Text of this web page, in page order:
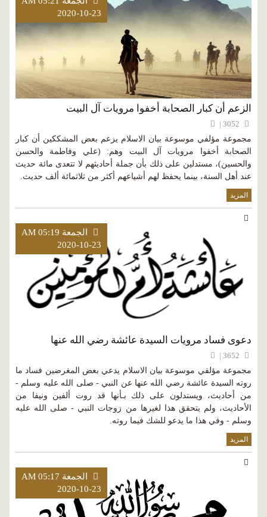
2020-10-23
الزعم أن كبار الصحابة أخفوا مرويات آل البيت
مجموعة مؤلفي موسوعة بيان الاسلام يزعم بعض المشككين أن كبار
الصحابة أخفوا مرويات آل البيت وهم: (علي وفاطمة والحسن
والحسين)، مستدلين على ذلك بأن جملة أحاديثهم لا تتعدى مائة حديث
عند أهل السنة، بينما يحفظ لهم أشياعهم أكثر من ثلاثمائة ألف حديث.
المزيد
الجمعة AM 05:19
2020-10-23
دعوى فساد مرويات السيدة عائشة رضي الله عنها
مجموعة مؤلفي موسوعة بيان الاسلام يدعي بعض المغرضين فساد ما
روته السيدة عائشة رضي الله عنها عن النبي - صلى الله عليه وسلم -
من أحاديث، ويستدلون على ذلك بـأنها قد روت ألفين ونيفا من
الأحاديث، ولم يتحقق هذا لغيرها من زوجات النبي - صلى الله عليه
وسلم - وفي هذا ما يدعو للشك فيما روته.
المزيد
الجمعة AM 05:17
2020-10-23